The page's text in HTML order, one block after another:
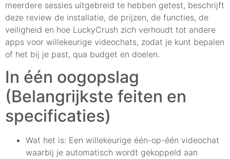
meerdere sessies uitgebreid te hebben getest, beschrijft
deze review de installatie, de prijzen, de functies, de
veiligheid en hoe LuckyCrush zich verhoudt tot andere
apps voor willekeurige videochats, zodat je kunt bepalen
of het bij je past, qua budget en doelen.
In één oogopslag
(Belangrijkste feiten en
specificaties)
Wat het is: Een willekeurige één-op-één videochat
waarbij je automatisch wordt gekoppeld aan